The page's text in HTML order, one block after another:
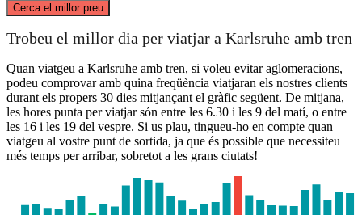
Cerca el millor preu
Trobeu el millor dia per viatjar a Karlsruhe amb tren
Quan viatgeu a Karlsruhe amb tren, si voleu evitar aglomeracions,
podeu comprovar amb quina freqüència viatjaran els nostres clients
durant els propers 30 dies mitjançant el gràfic següent. De mitjana,
les hores punta per viatjar són entre les 6.30 i les 9 del matí, o entre
les 16 i les 19 del vespre. Si us plau, tingueu-ho en compte quan
viatgeu al vostre punt de sortida, ja que és possible que necessiteu
més temps per arribar, sobretot a les grans ciutats!